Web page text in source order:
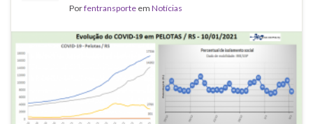
Porfentransporte em Notícias